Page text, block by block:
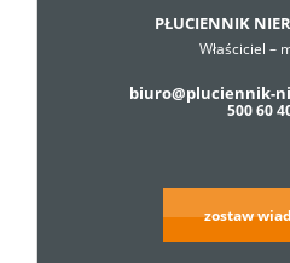
PŁUCIENNIK
Właściciel –
biuro@pluciennik-
500 60
zostaw